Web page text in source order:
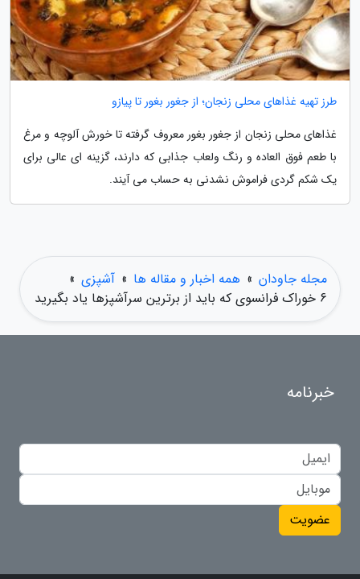
طرز تهیه غذاهای محلی زنجان؛ از جغور بغور تا پیازو
غذاهای محلی زنجان از جغور بغور معروف گرفته تا خورش آلوچه و مرغ
با طعم فوق العاده و رنگ ولعاب جذابی که دارند، گزینه ای عالی برای
یک شکم گردی فراموش نشدنی به حساب می آیند.
مجله جاودان » همه اخبار و مقاله ها » آشپزی »
6 خوراک فرانسوی که باید از برترین سرآشپزها یاد بگیرید
خبرنامه
عضویت